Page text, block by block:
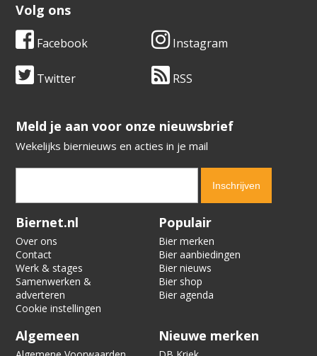
Volg ons
Facebook Instagram
Twitter RSS
​​​​​​​Meld je aan voor onze nieuwsbrief
Wekelijks biernieuws en acties in je mail
Verification code:
Biernet.nl
Over ons
Contact
Werk & stages
Samenwerken &
adverteren
Cookie instellingen
Populair
Bier merken
Bier aanbiedingen
Bier nieuws
Bier shop
Bier agenda
Algemeen Nieuwe merken